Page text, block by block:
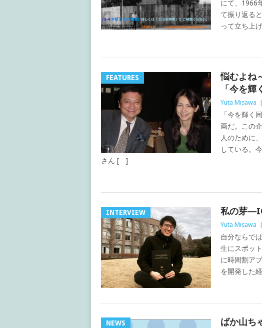
にて、1966
て振り返る
って立ち上
FEATURES
悩むよね
「今を
Yuta Misawa
「今を輝く
画だ。この
人のために
している。
さん […]
INTERVIEW 私の芽
Yuta Misawa
自分ならで
生にスポッ
に時間割ア
を開発した
NEWS ばか山ち